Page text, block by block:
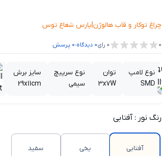
چراغ توکار و قاب هالوژن|پارس شعاع توس
0
0 رای0 دیدگاه،0 پرسش
نوع لامپ
SMD
توان
3x7W
نوع سرپیچ
سیمی
سایز برش
29x11cm
رنگ نور :آفتابی
آفتابی یخی سفید